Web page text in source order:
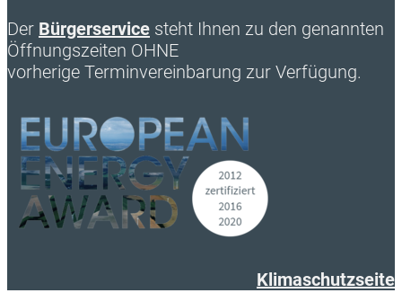
Der Bürgerservice steht Ihnen zu den genannten
Öffnungszeiten OHNE
vorherige Terminvereinbarung zur Verfügung.
Klimaschutzseite